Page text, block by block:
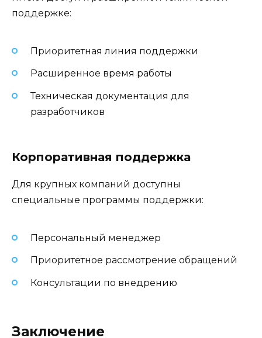
поддержке:
Приоритетная линия поддержки
Расширенное время работы
Техническая документация для
разработчиков
Корпоративная поддержка
Для крупных компаний доступны
специальные программы поддержки:
Персональный менеджер
Приоритетное рассмотрение обращений
Консультации по внедрению
Заключение